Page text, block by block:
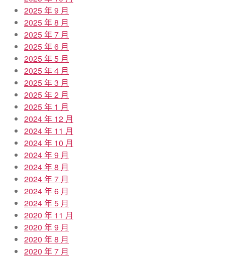
2025 年 9 月
2025 年 8 月
2025 年 7 月
2025 年 6 月
2025 年 5 月
2025 年 4 月
2025 年 3 月
2025 年 2 月
2025 年 1 月
2024 年 12 月
2024 年 11 月
2024 年 10 月
2024 年 9 月
2024 年 8 月
2024 年 7 月
2024 年 6 月
2024 年 5 月
2020 年 11 月
2020 年 9 月
2020 年 8 月
2020 年 7 月